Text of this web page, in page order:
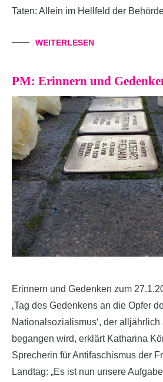
Taten: Allein im Hellfeld der
WEITERLESEN
PM: Erinnern und
Erinnern und Gedenken zum
‚Tag des Gedenkens an die Opfer
Nationalsozialismus‘, der alljährlich
begangen wird, erklärt Katharina
Sprecherin für Antifaschismus der
Landtag: „Es ist nun unsere